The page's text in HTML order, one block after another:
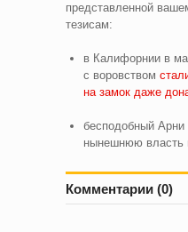
представленной
тезисам:
в Калифорнии в
с воровством
на замок даже
бесподобный Арни
нынешнюю власть
Комментарии (0)